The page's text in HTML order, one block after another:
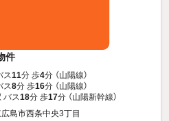
件
ス11分 歩4分 （山陽線）
ス8分 歩16分 （山陽線）
バス18分 歩17分 （山陽新幹線）
島市西条中央3丁目